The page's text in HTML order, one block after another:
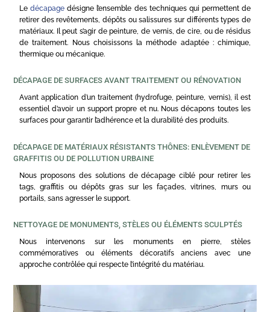
Ledécapage désigne l’ensemble des techniques qui permettent de
retirer des revêtements, dépôts ou salissures sur différents types de
matériaux. Il peut s’agir de peinture, de vernis, de cire, ou de résidus
de traitement. Nous choisissons la méthode adaptée : chimique,
thermique ou mécanique.
DÉCAPAGE DE SURFACES AVANT TRAITEMENT OU RÉNOVATION
Avant application d’un traitement (hydrofuge, peinture, vernis), il est
essentiel d’avoir un support propre et nu. Nous décapons toutes les
surfaces pour garantir l’adhérence et la durabilité des produits.
DÉCAPAGE DE MATÉRIAUX RÉSISTANTS THÔNES: ENLÈVEMENT DE
GRAFFITIS OU DE POLLUTION URBAINE
Nous proposons des solutions de décapage ciblé pour retirer les
tags, graffitis ou dépôts gras sur les façades, vitrines, murs ou
portails, sans agresser le support.
NETTOYAGE DE MONUMENTS, STÈLES OU ÉLÉMENTS SCULPTÉS
Nous intervenons sur les monuments en pierre, stèles
commémoratives ou éléments décoratifs anciens avec une
approche contrôlée qui respecte l’intégrité du matériau.